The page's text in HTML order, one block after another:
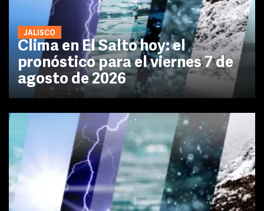
JALISCO
Clima en El Salto hoy: el
pronóstico para el viernes 7 de
agosto de 2026